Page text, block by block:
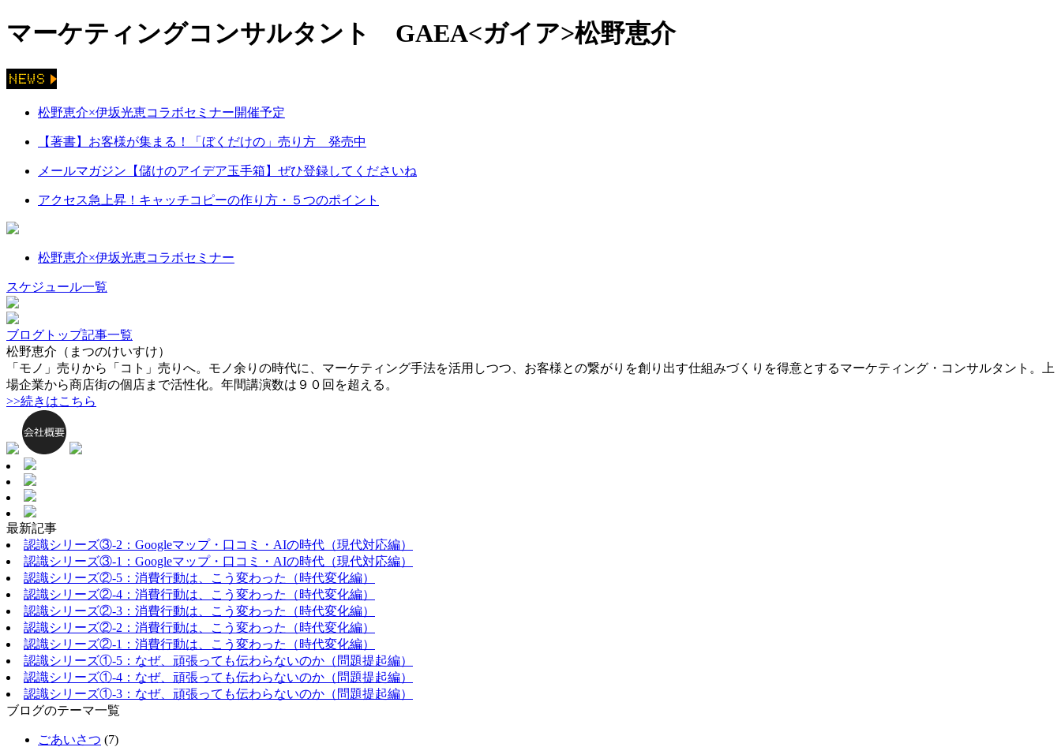
マーケティングコンサルタント GAEA<ガイア>松野恵介
松野恵介×伊坂光恵コラボセミナー開催予定
【著書】お客様が集まる！「ぼくだけの」売り方 発売中
メールマガジン【儲けのアイデア玉手箱】ぜひ登録してくださいね
アクセス急上昇！キャッチコピーの作り方・５つのポイント
松野恵介×伊坂光恵コラボセミナー
スケジュール一覧
ブログトップ記事一覧
松野恵介（まつのけいすけ）
「モノ」売りから「コト」売りへ。モノ余りの時代に、マーケティング手法を活用しつつ、お客様との繋がりを創り出す仕組みづくりを得意とするマーケティング・コンサルタント。上
場企業から商店街の個店まで活性化。年間講演数は９０回を超える。
>>続きはこちら
最新記事
認識シリーズ③-2：Googleマップ・口コミ・AIの時代（現代対応編）
認識シリーズ③-1：Googleマップ・口コミ・AIの時代（現代対応編）
認識シリーズ②-5：消費行動は、こう変わった（時代変化編）
認識シリーズ②-4：消費行動は、こう変わった（時代変化編）
認識シリーズ②-3：消費行動は、こう変わった（時代変化編）
認識シリーズ②-2：消費行動は、こう変わった（時代変化編）
認識シリーズ②-1：消費行動は、こう変わった（時代変化編）
認識シリーズ①-5：なぜ、頑張っても伝わらないのか（問題提起編）
認識シリーズ①-4：なぜ、頑張っても伝わらないのか（問題提起編）
認識シリーズ①-3：なぜ、頑張っても伝わらないのか（問題提起編）
ブログのテーマ一覧
ごあいさつ (7)